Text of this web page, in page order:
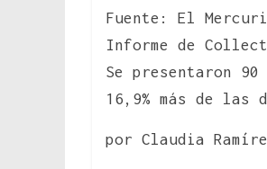
Fuente: El
Informe de
Se presentaron
16,9% más de las
por Claudia